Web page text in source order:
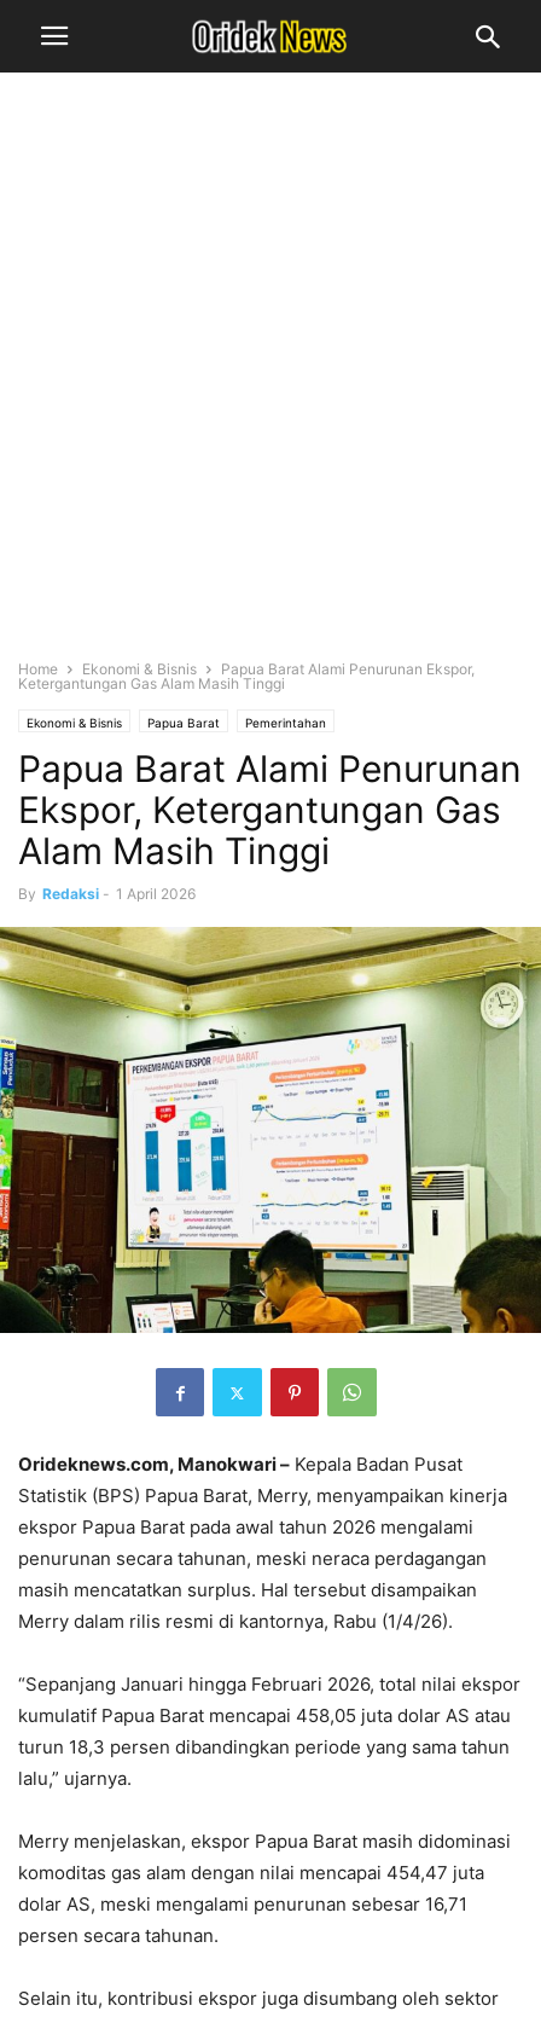
Home Ekonomi & Bisnis
Papua Barat Alami Penurunan Ekspor,
Ketergantungan Gas Alam Masih Tinggi
Ekonomi & Bisnis Papua Barat Pemerintahan
Papua Barat Alami Penurunan
Ekspor, Ketergantungan Gas
Alam Masih Tinggi
By Redaksi - 1 April 2026
Orideknews.com, Manokwari– Kepala Badan Pusat
Statistik (BPS) Papua Barat, Merry, menyampaikan kinerja
ekspor Papua Barat pada awal tahun 2026 mengalami
penurunan secara tahunan, meski neraca perdagangan
masih mencatatkan surplus. Hal tersebut disampaikan
Merry dalam rilis resmi di kantornya, Rabu (1/4/26).
“Sepanjang Januari hingga Februari 2026, total nilai ekspor
kumulatif Papua Barat mencapai 458,05 juta dolar AS atau
turun 18,3 persen dibandingkan periode yang sama tahun
lalu,” ujarnya.
Merry menjelaskan, ekspor Papua Barat masih didominasi
komoditas gas alam dengan nilai mencapai 454,47 juta
dolar AS, meski mengalami penurunan sebesar 16,71
persen secara tahunan.
Selain itu, kontribusi ekspor juga disumbang oleh sektor